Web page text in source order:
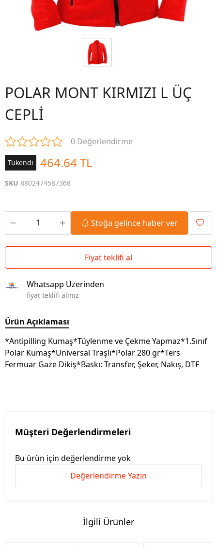
POLAR MONT KIRMIZI L ÜÇ
CEPLİ
0 Değerlendirme
Tükendi 464.64 TL
SKU 8802474587368
Stoğa gelince haber ver
Fiyat teklifi al
Whatsapp Üzerinden
fiyat teklifi alınız
Ürün Açıklaması
*Antipilling Kumaş*Tüylenme ve Çekme Yapmaz*1.Sınıf
Polar Kumaş*Universal Traşlı*Polar 280 gr*Ters
Fermuar Gaze Dikiş*Baskı: Transfer, Şeker, Nakış, DTF
Müşteri Değerlendirmeleri
Bu ürün için değerlendirme yok
Değerlendirme Yazın
İlgili Ürünler